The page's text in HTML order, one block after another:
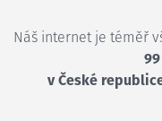
Náš internet je téměř
v České